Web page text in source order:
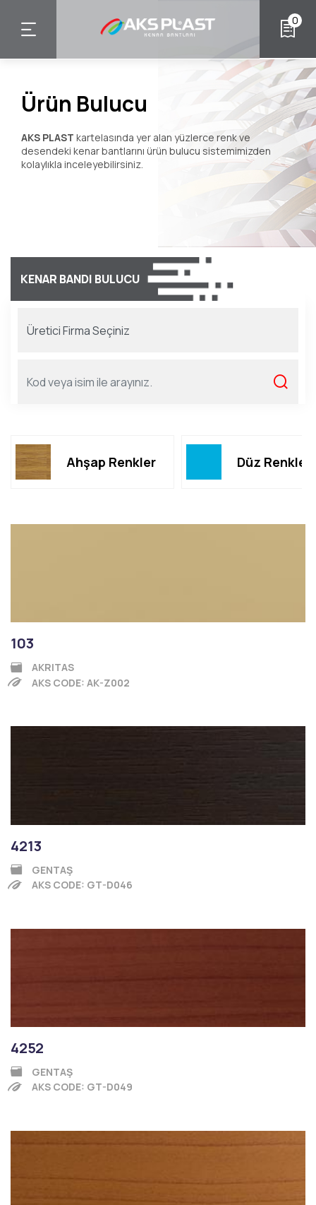
içeriğe
0
Ürün Bulucu
AKS PLAST kartelasında yer alan yüzlerce renk ve
desendeki kenar bantlarını ürün bulucu sistemimizden
kolaylıkla inceleyebilirsiniz.
KENAR BANDI BULUCU
Ahşap Renkler Düz Renkler
103
AKRITAS
AKS CODE: AK-Z002
4213
GENTAŞ
AKS CODE: GT-D046
4252
GENTAŞ
AKS CODE: GT-D049